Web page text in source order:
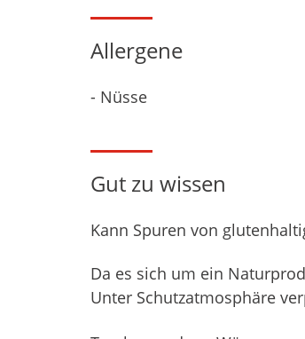
Allergene
- Nüsse
Gut zu wissen
Kann Spuren von
Da es sich um ein
Unter Schutzatmosphäre